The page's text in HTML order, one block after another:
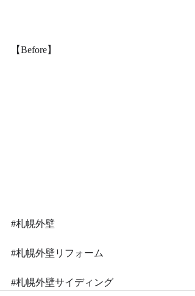
【Before】
#札幌外壁
#札幌外壁リフォーム
#札幌外壁サイディング